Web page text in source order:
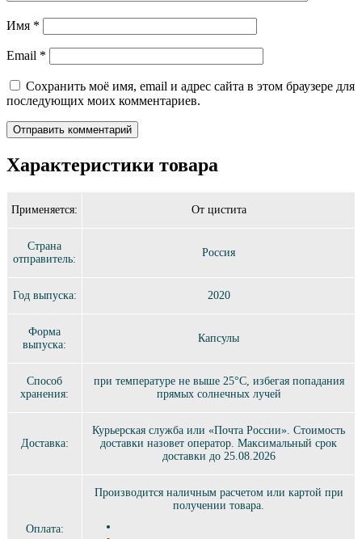
Имя *
Email *
Сохранить моё имя, email и адрес сайта в этом браузере для
последующих моих комментариев.
Характеристики товара
Применяется: От цистита
Страна
отправитель:
Россия
Год выпуска: 2020
Форма
выпуска:
Капсулы
Способ
хранения:
при температуре не выше 25°C, избегая попадания
прямых солнечных лучей
Доставка:
Курьерская служба или «Почта России». Стоимость
доставки назовет оператор. Максимальный срок
доставки до 25.08.2026
Оплата:
Производится наличным расчетом или картой при
получении товара.